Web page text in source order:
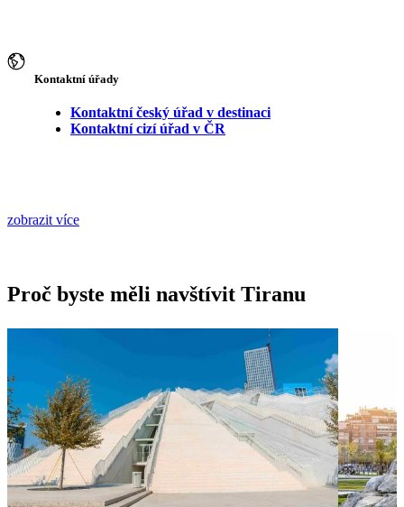
Kontaktní úřady
Kontaktní český úřad v destinaci
Kontaktní cizí úřad v ČR
zobrazit více
Proč byste měli navštívit Tiranu